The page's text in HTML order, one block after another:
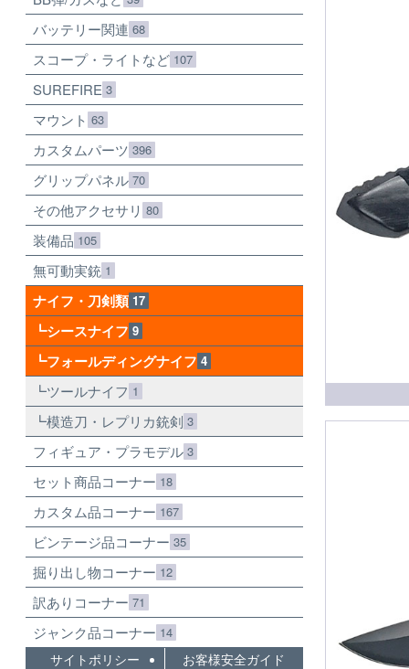
バッテリー関連 68
スコープ・ライトなど 107
SUREFIRE 3
マウント 63
カスタムパーツ 396
グリップパネル 70
その他アクセサリ 80
装備品 105
無可動実銃 1
ナイフ・刀剣類 17
シースナイフ 9
フォールディングナイフ 4
ツールナイフ 1
模造刀・レプリカ銃剣 3
フィギュア・プラモデル 3
セット商品コーナー 18
カスタム品コーナー 167
ビンテージ品コーナー 35
掘り出し物コーナー 12
訳ありコーナー 71
ジャンク品コーナー 14
サイトポリシー
お客様安全ガイド